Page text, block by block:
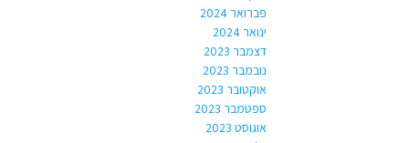
פברואר 2024
ינואר 2024
דצמבר 2023
נובמבר 2023
אוקטובר 2023
ספטמבר 2023
אוגוסט 2023